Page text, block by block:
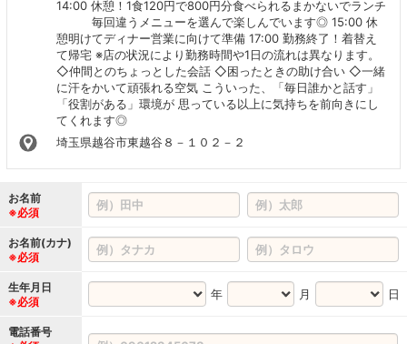
14:00 休憩！1食120円で800円分食べられるまかないでランチ
毎回違うメニューを選んで楽しんでいます◎ 15:00 休
憩明けてディナー営業に向けて準備 17:00 勤務終了！着替え
て帰宅 ※店の状況により勤務時間や1日の流れは異なります。
◇仲間とのちょっとした会話 ◇困ったときの助け合い ◇一緒
に汗をかいて頑張れる空気 こういった、「毎日誰かと話す」
「役割がある」環境が 思っている以上に気持ちを前向きにし
てくれます◎
埼玉県越谷市東越谷８－１０２－２
お名前
※必須
お名前(カナ)
※必須
生年月日
※必須
年 月 日
電話番号